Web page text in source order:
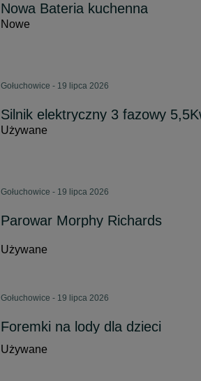
Nowa Bateria kuchenna
Nowe
Gołuchowice - 19 lipca 2026
Silnik elektryczny 3 fazowy
Używane
Gołuchowice - 19 lipca 2026
Parowar Morphy Richards
Używane
Gołuchowice - 19 lipca 2026
Foremki na lody dla dzieci
Używane